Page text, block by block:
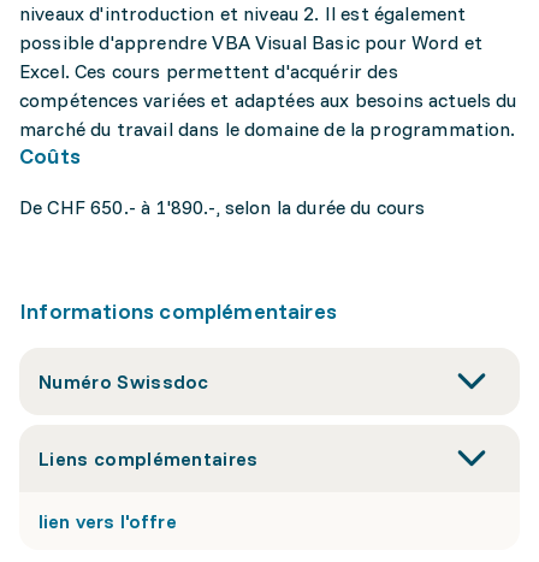
niveaux d'introduction et niveau 2. Il est également
possible d'apprendre VBA Visual Basic pour Word et
Excel. Ces cours permettent d'acquérir des
compétences variées et adaptées aux besoins actuels du
marché du travail dans le domaine de la programmation.
Coûts
De CHF 650.- à 1'890.-, selon la durée du cours
Informations complémentaires
Numéro Swissdoc
Liens complémentaires
lien vers l'offre